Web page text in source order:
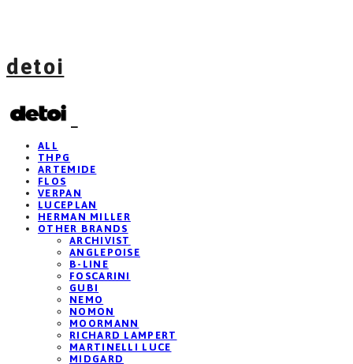
detoi
ALL
THPG
ARTEMIDE
FLOS
VERPAN
LUCEPLAN
HERMAN MILLER
OTHER BRANDS
ARCHIVIST
ANGLEPOISE
B-LINE
FOSCARINI
GUBI
NEMO
NOMON
MOORMANN
RICHARD LAMPERT
MARTINELLI LUCE
MIDGARD